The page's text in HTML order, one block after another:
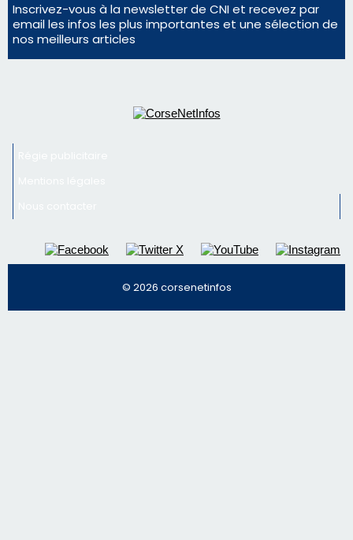
Inscrivez-vous à la newsletter de CNI et recevez par
email les infos les plus importantes et une sélection de
nos meilleurs articles
© 2026 corsenetinfos